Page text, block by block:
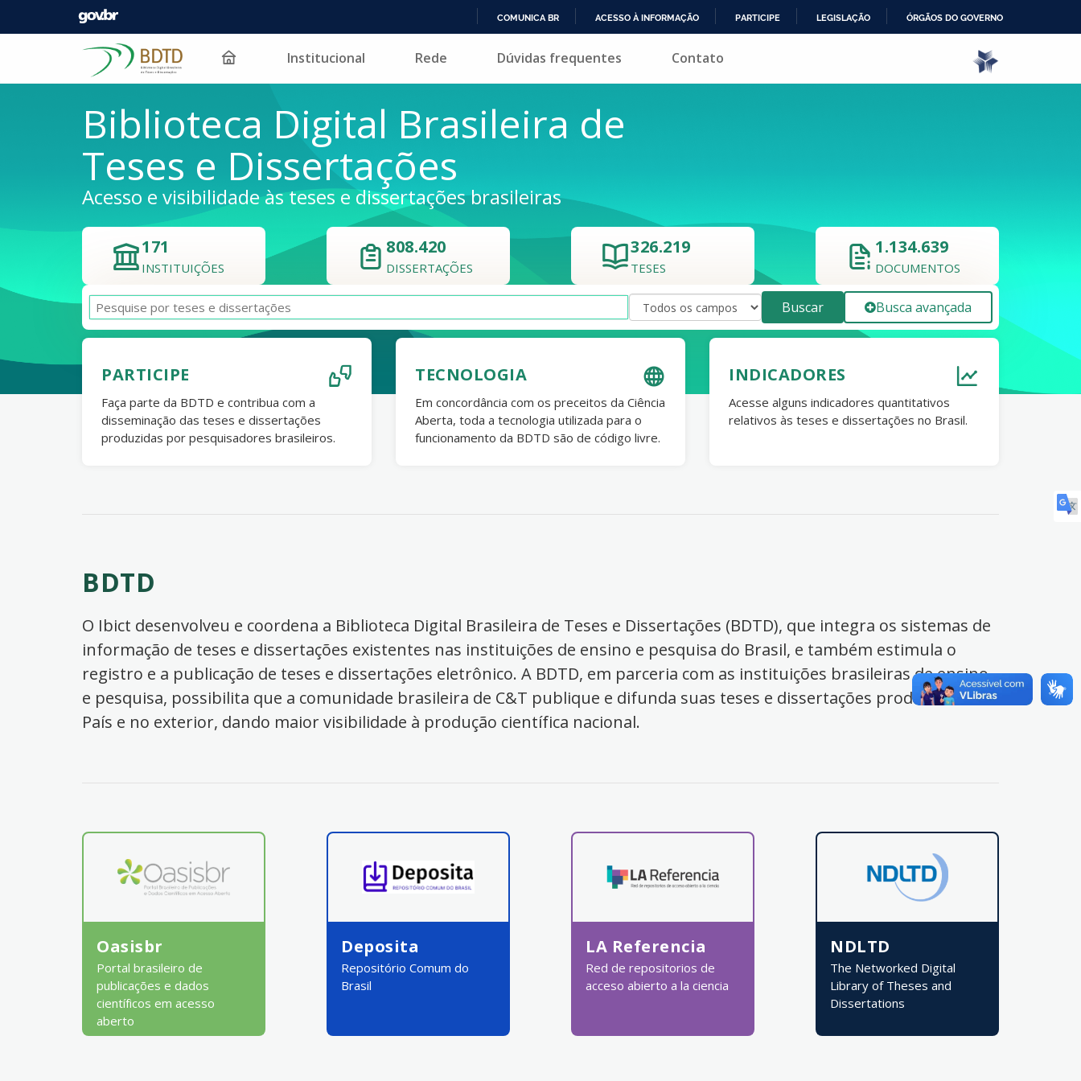
PARA
COMUNICA BR ACESSO À INFORMAÇÃO PARTICIPE LEGISLAÇÃO ÓRGÃOS DO GOVERNO
Pular para o conteúdo Institucional Rede Dúvidas frequentes Contato
Biblioteca Digital Brasileira de
Teses e Dissertações
Acesso e visibilidade às teses e dissertações brasileiras
171
INSTITUIÇÕES
808.420
DISSERTAÇÕES
326.219
TESES
1.134.639
DOCUMENTOS
Buscar Busca avançada
PARTICIPE
Faça parte da BDTD e contribua com a
disseminação das teses e dissertações
produzidas por pesquisadores brasileiros.
TECNOLOGIA
Em concordância com os preceitos da Ciência
Aberta, toda a tecnologia utilizada para o
funcionamento da BDTD são de código livre.
INDICADORES
Acesse alguns indicadores quantitativos
relativos às teses e dissertações no Brasil.
BDTD
O Ibict desenvolveu e coordena a Biblioteca Digital Brasileira de Teses e Dissertações (BDTD), que integra os sistemas de
informação de teses e dissertações existentes nas instituições de ensino e pesquisa do Brasil, e também estimula o
registro e a publicação de teses e dissertações eletrônico. A BDTD, em parceria com as instituições brasileiras de ensino
e pesquisa, possibilita que a comunidade brasileira de C&T publique e difunda suas teses e dissertações produzidas no
País e no exterior, dando maior visibilidade à produção científica nacional.
Oasisbr
Portal brasileiro de
publicações e dados
científicos em acesso
aberto
Deposita
Repositório Comum do
Brasil
LA Referencia
Red de repositorios de
acceso abierto a la ciencia
NDLTD
The Networked Digital
Library of Theses and
Dissertations